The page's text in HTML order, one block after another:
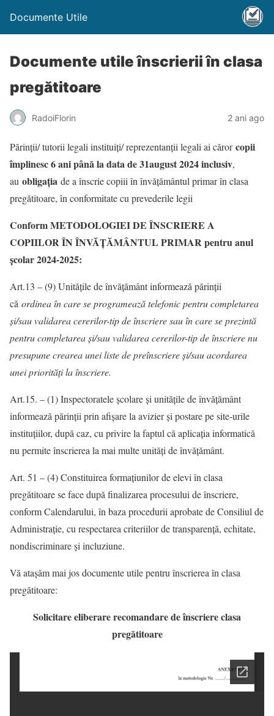
Documente Utile
Documente utile înscrierii în clasa
pregătitoare
RadoiFlorin 2 ani ago
Părinții/ tutorii legali instituiți/ reprezentanții legali ai cărorcopii
împlinesc 6 ani până la data de 31august 2024 inclusiv,
au obligația de a înscrie copiii în învățământul primar în clasa
pregătitoare, în conformitate cu prevederile legii
Conform METODOLOGIEI DE ÎNSCRIERE A
COPIILOR ÎN ÎNVĂȚĂMÂNTUL PRIMAR pentru anul
școlar 2024-2025:
Art.13 – (9) Unitățile de învățământ informează părinții
că ordinea în care se programează telefonic pentru completarea
și/sau validarea cererilor-tip de înscriere sau în care se prezintă
pentru completarea și/sau validarea cererilor-tip de înscriere nu
presupune crearea unei liste de preînscriere și/sau acordarea
unei priorități la înscriere.
Art.15. – (1) Inspectoratele școlare și unitățile de învățământ
informează părinții prin afișare la avizier și postare pe site-urile
instituțiilor, după caz, cu privire la faptul că aplicația informatică
nu permite înscrierea la mai multe unități de învățământ.
Art. 51 – (4) Constituirea formațiunilor de elevi în clasa
pregătitoare se face după finalizarea procesului de înscriere,
conform Calendarului, în baza procedurii aprobate de Consiliul de
Administrație, cu respectarea criteriilor de transparență, echitate,
nondiscriminare și incluziune.
Vă atașăm mai jos documente utile pentru înscrierea în clasa
pregătitoare:
Solicitare eliberare recomandare de înscriere clasa
pregătitoare